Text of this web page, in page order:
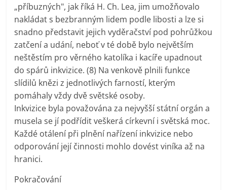
„příbuzných", jak říká H. Ch. Lea, jim umožňovalo
nakládat s bezbranným lidem podle libosti a lze si
snadno představit jejich vyděračství pod pohrůžkou
zatčení a udání, neboť v té době bylo největším
neštěstím pro věrného katolíka i kacíře upadnout
do spárů inkvizice. (8) Na venkově plnili funkce
slídilů knězi z jednotlivých farností, kterým
pomáhaly vždy dvě světské osoby.
Inkvizice byla považována za nejvyšší státní orgán a
musela se jí podřídit veškerá církevní i světská moc.
Každé otálení při plnění nařízení inkvizice nebo
odporování její činnosti mohlo dovést viníka až na
hranici.
Pokračování